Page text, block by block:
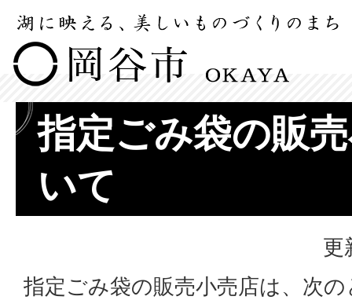
指定ごみ袋の販
いて
更
指定ごみ袋の販売小売店は、次